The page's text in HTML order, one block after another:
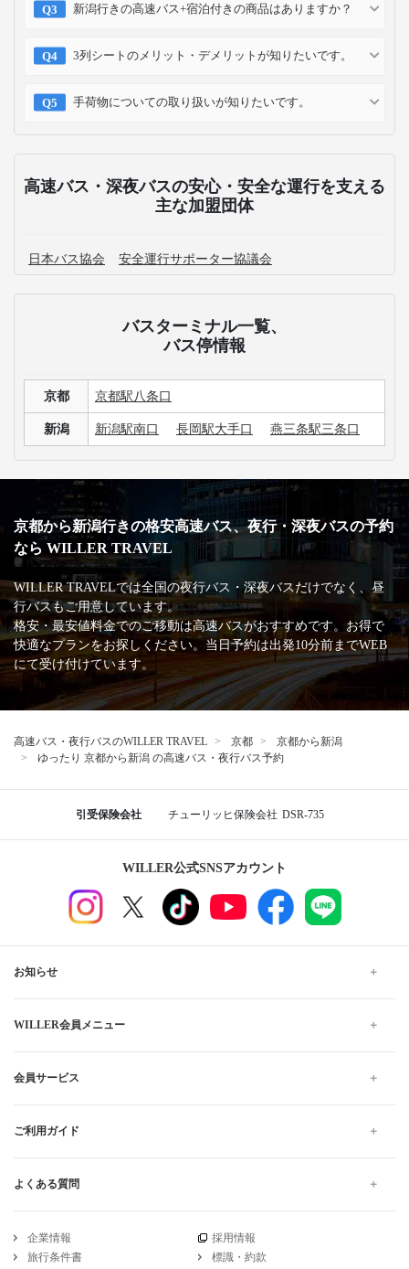
新潟行きの高速バス+宿泊付きの商品はありますか？
3列シートのメリット・デメリットが知りたいです。
手荷物についての取り扱いが知りたいです。
高速バス・深夜バスの安心・安全な運行を支える
主な加盟団体
日本バス協会 安全運行サポーター協議会
バスターミナル一覧、
バス停情報
京都 京都駅八条口
新潟 新潟駅南口 長岡駅大手口 燕三条駅三条口
京都から新潟行きの格安高速バス、夜行・深夜バスの予約
なら WILLER TRAVEL
WILLER TRAVELでは全国の夜行バス・深夜バスだけでなく、昼
行バスもご用意しています。
格安・最安値料金でのご移動は高速バスがおすすめです。お得で
快適なプランをお探しください。当日予約は出発10分前までWEB
にて受け付けています。
高速バス・夜行バスのWILLER TRAVEL 京都
京都から新潟
ゆったり 京都から新潟 の高速バス・夜行バス予約
引受保険会社 チューリッヒ保険会社 DSR-735
WILLER公式SNSアカウント
お知らせ
WILLER会員メニュー
会員サービス
ご利用ガイド
よくある質問
企業情報
採用情報
旅行条件書
標識・約款